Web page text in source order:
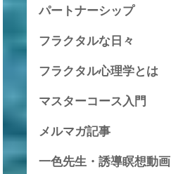
パートナーシップ
フラクタルな日々
フラクタル心理学とは
マスターコース入門
メルマガ記事
一色先生・誘導瞑想動画